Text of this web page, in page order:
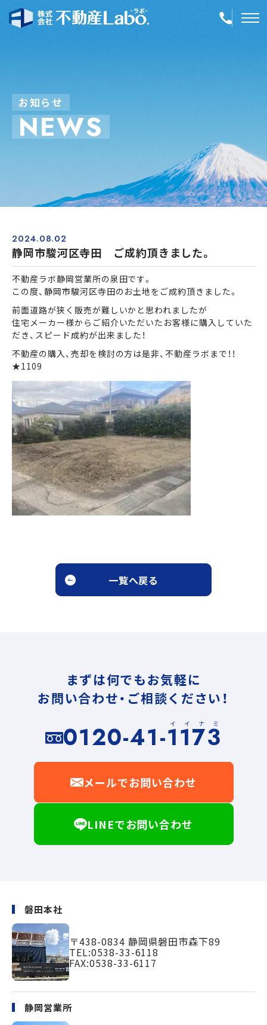
空き家再生
会社案内
店舗紹介
簡単！不動産査定
まずは何でもお気軽に
お問い合わせ・ご相談ください！
0120-41-1173
メールでお問い合わせ
LINEでお問い合わせ
お知らせ
NEWS
2024.08.02
静岡市駿河区寺田 ご成約頂きました。
不動産ラボ静岡営業所の泉田です。
この度、静岡市駿河区寺田のお土地をご成約頂きました。
前面道路が狭く販売が難しいかと思われましたが
住宅メーカー様からご紹介いただいたお客様に購入していた
だき、スピード成約が出来ました！
不動産の購入、売却を検討の方は是非、不動産ラボまで！！
★1109
一覧へ戻る
まずは何でもお気軽に
お問い合わせ・ご相談ください！
イイナミ
0120-41-1173
メールでお問い合わせ
LINEでお問い合わせ
磐田本社
〒438-0834 静岡県磐田市森下89
TEL:0538-33-6118
FAX:0538-33-6117
静岡営業所